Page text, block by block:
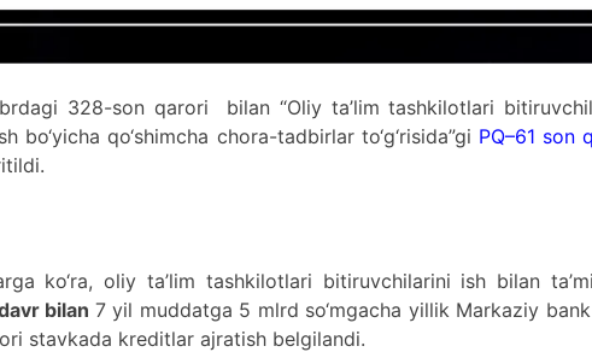
328-son qarori bilan “Oliy ta’lim tashkilotlari
bo‘yicha qo‘shimcha chora-tadbirlar to‘g‘risida”gi PQ–61 son
ko‘ra, oliy ta’lim tashkilotlari bitiruvchilarini ish bilan
bilan 7 yil muddatga 5 mlrd so‘mgacha yillik Markaziy
stavkada kreditlar ajratish belgilandi.